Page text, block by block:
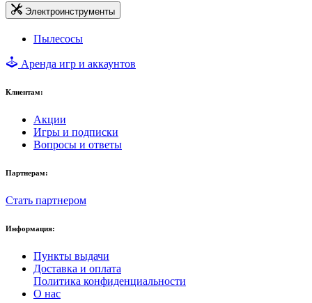
Электроинструменты
Пылесосы
Аренда игр и аккаунтов
Клиентам:
Акции
Игры и подписки
Вопросы и ответы
Партнерам:
Стать партнером
Информация:
Пункты выдачи
Доставка и оплата
Политика конфиденциальности
О нас